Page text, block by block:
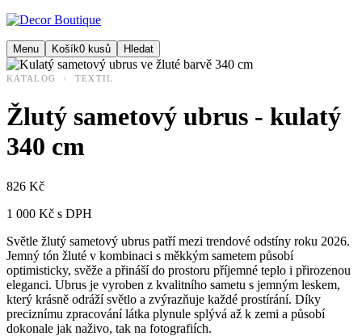
Menu Košík0 kusů Hledat
KATALOG › TEXTIL
Žlutý sametový ubrus - kulatý
340 cm
826 Kč
1 000 Kč s DPH
Světle žlutý sametový ubrus patří mezi trendové odstíny roku 2026.
Jemný tón žluté v kombinaci s měkkým sametem působí
optimisticky, svěže a přináší do prostoru příjemné teplo i přirozenou
eleganci. Ubrus je vyroben z kvalitního sametu s jemným leskem,
který krásně odráží světlo a zvýrazňuje každé prostírání. Díky
preciznímu zpracování látka plynule splývá až k zemi a působí
dokonale jak naživo, tak na fotografiích.